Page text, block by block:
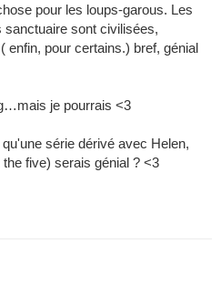
pour les loups-garous. Les
sont civilisées,
enfin, pour certains.) bref, génial
je pourrais <3
série dérivé avec Helen,
five) serais génial ? <3